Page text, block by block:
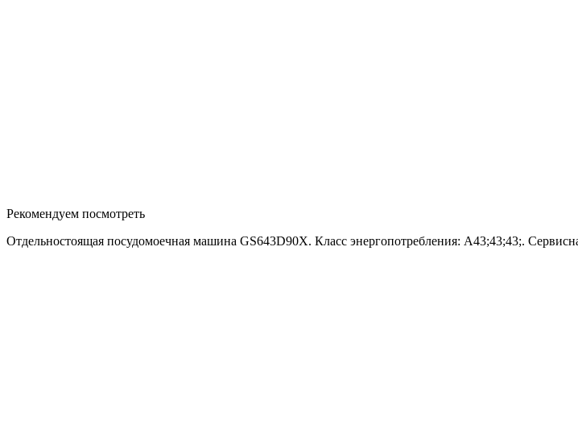
Рекомендуем посмотреть
Отдельностоящая посудомоечная машина GS643D90X. Класс энергопотребления: A43;43;43;.